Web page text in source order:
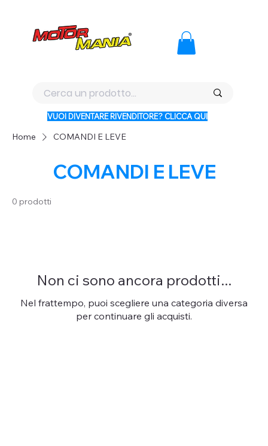
VUOI DIVENTARE RIVENDITORE? CLICCA QUI
Home COMANDI E LEVE
COMANDI E LEVE
0 prodotti
Non ci sono ancora prodotti...
Nel frattempo, puoi scegliere una categoria diversa
per continuare gli acquisti.